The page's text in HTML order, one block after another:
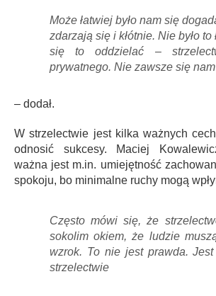
Może łatwiej było nam się
zdarzają się i kłótnie. Nie było to
się to oddzielać –
prywatnego. Nie zawsze się
– dodał.
W strzelectwie jest kilka ważnych
odnosić sukcesy. Maciej
ważna jest m.in. umiejętność
spokoju, bo minimalne ruchy mogą
Często mówi się, że
sokolim okiem, że ludzie
wzrok. To nie jest prawda.
strzelectwie